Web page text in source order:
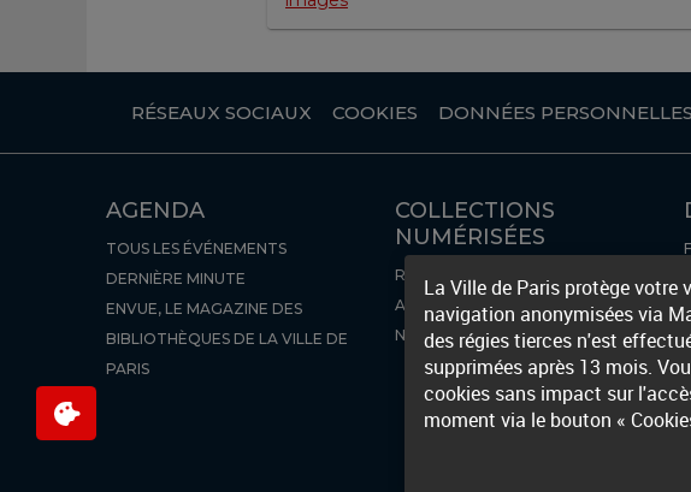
RÉSEAUX SOCIAUX COOKIES DONNÉES PERSONNELLES
AGENDA
TOUS LES ÉVÉNEMENTS
DERNIÈRE MINUTE
ENVUE, LE MAGAZINE DES
BIBLIOTHÈQUES DE LA VILLE DE
PARIS
COLLECTIONS
NUMÉRISÉES
RÉCEMMENT NUMÉRISÉ
AUTRES BIBLIOTHÈQUES
NUMÉRIQUES
La Ville de Paris protège votre
navigation anonymisées via
des régies tierces n'est
supprimées après 13 mois.
cookies sans impact sur
moment via le bouton «